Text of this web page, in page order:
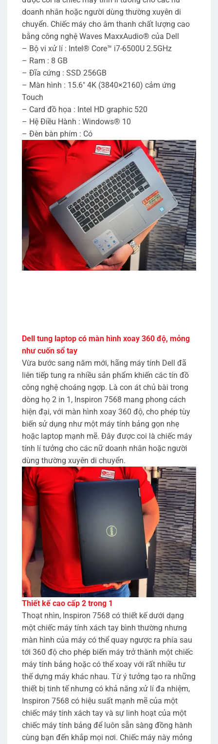
doanh nhân hoặc người dùng thường xuyên di
chuyển. Chiếc máy cho âm thanh chất lượng cao
bằng công nghệ Waves MaxxAudio® của Dell
– Bộ vi xử lí : Intel® Core™ i7-6500U 2.5GHz
– Ram : 8 GB
– Đĩa cứng : SSD 256GB
– Màn hình : 15.6″ 4K (3840×2160) cảm ứng
Touch
– Card đồ họa : Intel HD graphic 520
– Hệ Điều Hành : Windows® 10
– Đèn bàn phím : Có
Dell tung laptop có màn hình xoay 360 độ, mỏng
như cuốn sổ tay
Vừa bước sang năm mới, hãng máy tính Dell đã
liên tiếp tung ra nhiều sản phẩm khiến các tín đồ
công nghệ choáng ngợp. Là con át chủ bài trong
dòng họ 2 in 1, Inspiron 7568 mang phong cách
hiện đại, với màn hình xoay 360 độ, cho phép tùy
biến sử dụng như một máy tính bảng gọn nhẹ
hoặc laptop mạnh mẽ. Đây được coi là chiếc máy
tính lí tưởng cho các nữ doanh nhân hoặc người
dùng thường xuyên di chuyển.
Thiết kế cao cấp 2 trong 1
Thoạt nhìn, Inspiron 7568 có thiết kế dưới dạng
một chiếc máy tính xách tay bình thường nhưng
màn hình của máy có thể quay ngược ra phía sau
tới 360 độ cho phép biến máy trở thành một chiếc
máy tính bảng hoặc có thể xoay với rất nhiều tư
thế dựng máy khác nhau. Từ ý tưởng tạo ra những
thiết bị tinh tế nhưng có khả năng xử lí đa nhiệm,
Inspiron 7568 có hiệu suất mạnh mẽ của một
chiếc máy tính xách tay và sự linh hoạt của một
chiếc máy tính bảng để luôn sẵn sàng đồng hành
cùng bạn đến khắp mọi nơi. Chiếc máy này mỏng